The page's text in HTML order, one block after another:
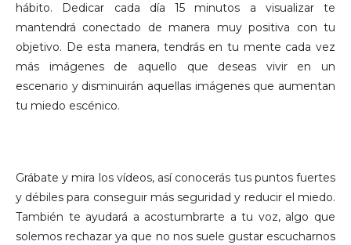
hábito. Dedicar cada día 15 minutos a visualizar te
mantendrá conectado de manera muy positiva con tu
objetivo. De esta manera, tendrás en tu mente cada vez
más imágenes de aquello que deseas vivir en un
escenario y disminuirán aquellas imágenes que aumentan
tu miedo escénico.
Grábate y mira los vídeos, así conocerás tus puntos fuertes
y débiles para conseguir más seguridad y reducir el miedo.
También te ayudará a acostumbrarte a tu voz, algo que
solemos rechazar ya que no nos suele gustar escucharnos